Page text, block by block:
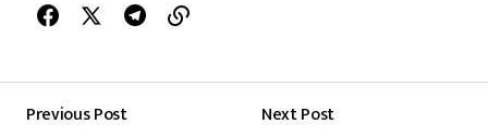
Previous Post
Next Post